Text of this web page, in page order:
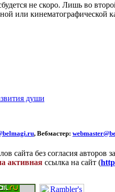
не скоро. Лишь во
или кинематографической
души
, Вебмастер:
сайта без согласия авторов
активная ссылка на сайт (